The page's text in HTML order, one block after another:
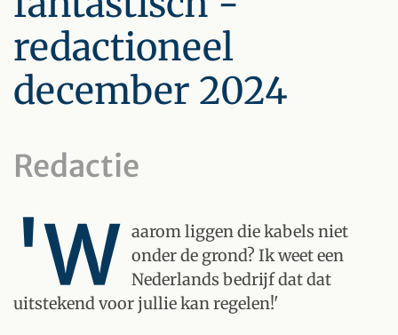
redactioneel
december 2024
Redactie
'W aarom liggen die kabels niet
onder de grond? Ik weet een
Nederlands bedrijf dat dat
uitstekend voor jullie kan regelen!'